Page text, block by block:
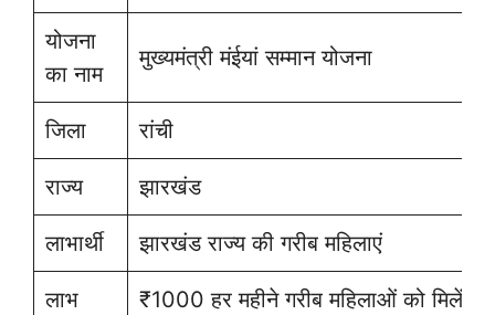
योजना
का नाम
मुख्यमंत्री मंईयां सम्मान योजना
जिला रांची
राज्य झारखंड
लाभार्थी झारखंड राज्य की गरीब महिलाएं
लाभ ₹1000 हर महीने गरीब महिलाओं को मिलेंगे